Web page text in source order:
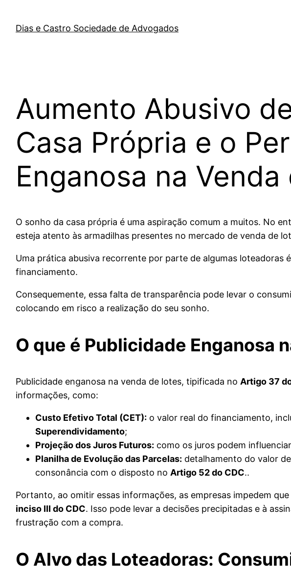
Dias e Castro Sociedade de Advogados
Aumento Abusivo
Casa Própria e o
Enganosa na
O sonho da casa própria é uma aspiração comum a muitos. No
esteja atento às armadilhas presentes no mercado de venda de
Uma prática abusiva recorrente por parte de algumas loteadoras
financiamento.
Consequemente, essa falta de transparência pode levar o
colocando em risco a realização do seu sonho.
O que é Publicidade Enganosa
Publicidade enganosa na venda de lotes, tipificada no Artigo 37
informações, como:
Custo Efetivo Total (CET): o valor real do financiamento,
Superendividamento;
Projeção dos Juros Futuros: como os juros podem
Planilha de Evolução das Parcelas: detalhamento do valor
consonância com o disposto no Artigo 52 do CDC..
Portanto, ao omitir essas informações, as empresas impedem
inciso III do CDC. Isso pode levar a decisões precipitadas e à
frustração com a compra.
O Alvo das Loteadoras: